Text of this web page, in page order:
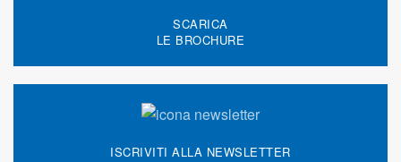
SCARICA
LE BROCHURE
ISCRIVITI ALLA NEWSLETTER